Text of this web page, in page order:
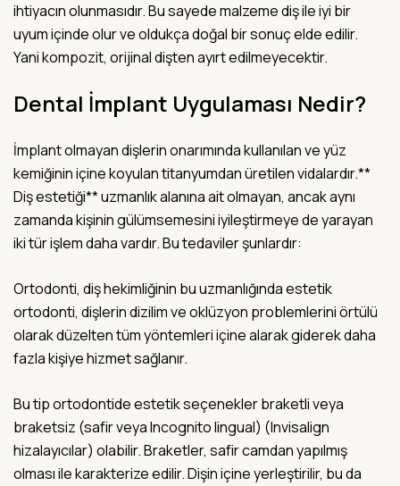
ihtiyacın olunmasıdır. Bu sayede malzeme diş ile iyi bir
uyum içinde olur ve oldukça doğal bir sonuç elde edilir.
Yani kompozit, orijinal dişten ayırt edilmeyecektir.
Dental İmplant Uygulaması Nedir?
İmplant olmayan dişlerin onarımında kullanılan ve yüz
kemiğinin içine koyulan titanyumdan üretilen vidalardır.**
Diş estetiği** uzmanlık alanına ait olmayan, ancak aynı
zamanda kişinin gülümsemesini iyileştirmeye de yarayan
iki tür işlem daha vardır. Bu tedaviler şunlardır:
Ortodonti, diş hekimliğinin bu uzmanlığında estetik
ortodonti, dişlerin dizilim ve oklüzyon problemlerini örtülü
olarak düzelten tüm yöntemleri içine alarak giderek daha
fazla kişiye hizmet sağlanır.
Bu tip ortodontide estetik seçenekler braketli veya
braketsiz (safir veya Incognito lingual) (Invisalign
hizalayıcılar) olabilir. Braketler, safir camdan yapılmış
olması ile karakterize edilir. Dişin içine yerleştirilir, bu da